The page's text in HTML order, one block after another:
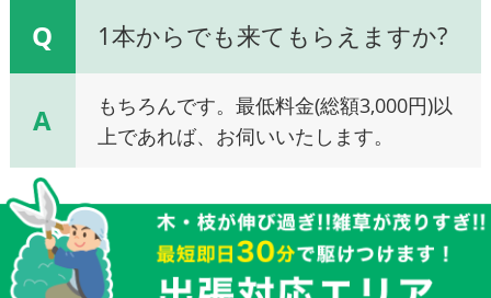
Q 1本からでも来てもらえますか?
A
もちろんです。最低料金(総額3,000円)以
上であれば、お伺いいたします。